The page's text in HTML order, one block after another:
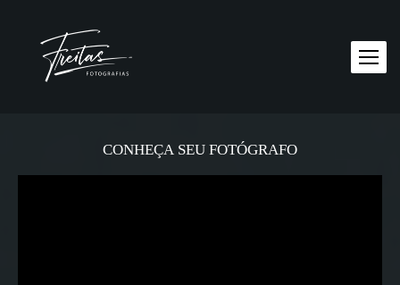
CONHEÇA SEU FOTÓGRAFO